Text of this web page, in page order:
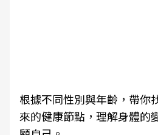
根據不同性別與年齡，帶你
來的健康節點，理解身體的